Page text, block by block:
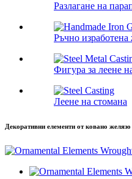
Разлагане на
Ръчно изработена
Фигура за леене
Леене на стомана
Декоративни елементи от ковано желязо